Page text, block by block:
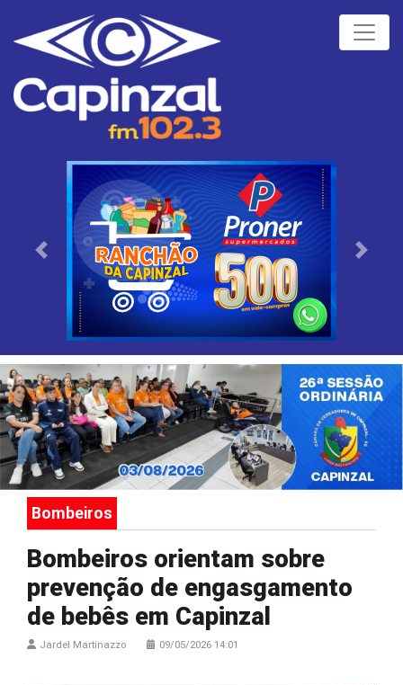
Próximo
Bombeiros
Bombeiros orientam sobre
prevenção de engasgamento
de bebês em Capinzal